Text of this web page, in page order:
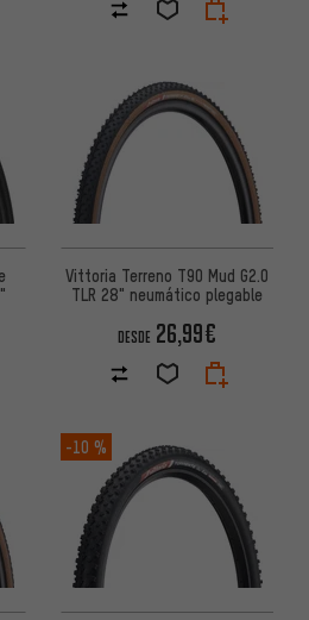
de 5 basada en 3 reseñas
Vittoria Terreno T90 Mud G2.0
TLR 28" neumático plegable
DESDE 26,99€
-10 %